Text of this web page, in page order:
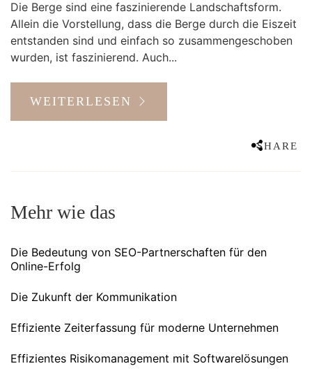
Die Berge sind eine faszinierende Landschaftsform.
Allein die Vorstellung, dass die Berge durch die Eiszeit
entstanden sind und einfach so zusammengeschoben
wurden, ist faszinierend. Auch...
WEITERLESEN
SHARE
Mehr wie das
Die Bedeutung von SEO-Partnerschaften für den
Online-Erfolg
Die Zukunft der Kommunikation
Effiziente Zeiterfassung für moderne Unternehmen
Effizientes Risikomanagement mit Softwarelösungen